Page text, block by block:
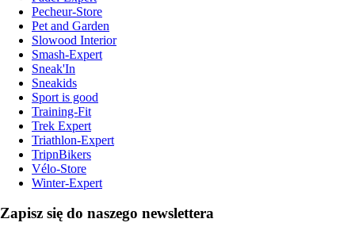
Pecheur-Store
Pet and Garden
Slowood Interior
Smash-Expert
Sneak'In
Sneakids
Sport is good
Training-Fit
Trek Expert
Triathlon-Expert
TripnBikers
Vélo-Store
Winter-Expert
Zapisz się do naszego newslettera